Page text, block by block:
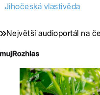
Jihočeská vlastivěda
Největší audioportál na